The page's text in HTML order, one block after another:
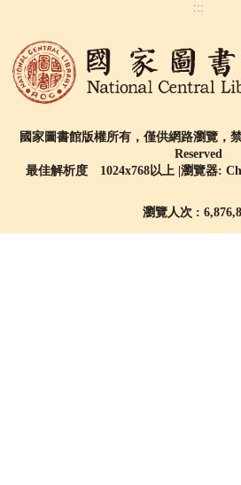
:::
國家圖書館版權所有，僅供網路瀏覽，
Reserved
最佳解析度 1024x768以上 |瀏覽器:
瀏覽人次 :